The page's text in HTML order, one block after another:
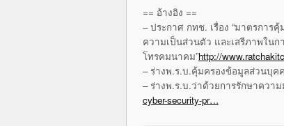
== อ้างอิง ==
– ประกาศ กทช. เรื่อง “มาตรกา
ความเป็นส่วนตัว และเสรีภาพในก
โทรคมนาคม”http://
– ร่างพ.ร.บ.คุ้มครองข้อมูลส่วนบุ
– ร่างพ.ร.บ.ว่าด้วยการรักษาคว
cyber-security-pr…